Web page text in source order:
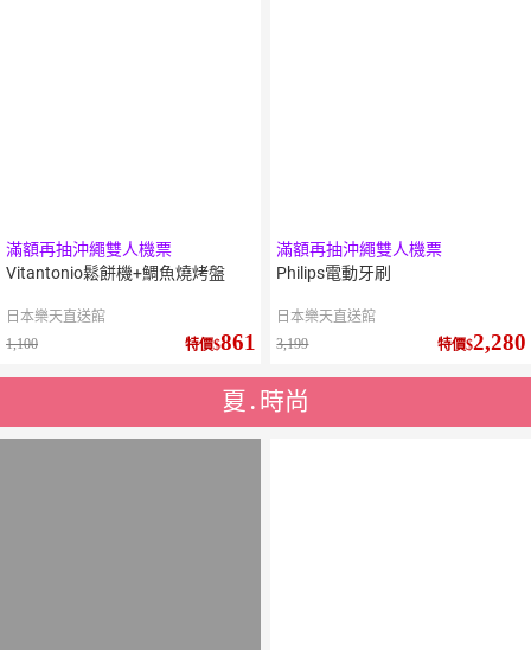
滿額再抽沖繩雙人機票
Vitantonio鬆餅機+鯛魚燒烤盤
日本樂天直送館
1,100
特價 861
滿額再抽沖繩雙人機票
Philips電動牙刷
日本樂天直送館
3,199
特價 2,280
夏․時尚